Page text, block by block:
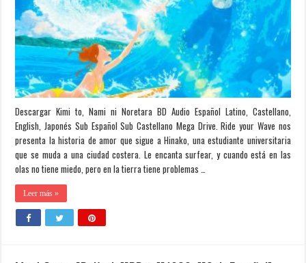
Descargar Kimi to, Nami ni Noretara BD Audio Español Latino, Castellano,
English, Japonés Sub Español Sub Castellano Mega Drive. Ride your Wave nos
presenta la historia de amor que sigue a Hinako, una estudiante universitaria
que se muda a una ciudad costera. Le encanta surfear, y cuando está en las
olas no tiene miedo, pero en la tierra tiene problemas …
Leer más »